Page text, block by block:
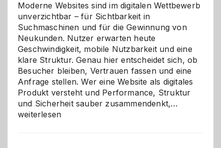
Moderne Websites sind im digitalen Wettbewerb
unverzichtbar – für Sichtbarkeit in
Suchmaschinen und für die Gewinnung von
Neukunden. Nutzer erwarten heute
Geschwindigkeit, mobile Nutzbarkeit und eine
klare Struktur. Genau hier entscheidet sich, ob
Besucher bleiben, Vertrauen fassen und eine
Anfrage stellen. Wer eine Website als digitales
Produkt versteht und Performance, Struktur
und Sicherheit sauber zusammendenkt,…
weiterlesen